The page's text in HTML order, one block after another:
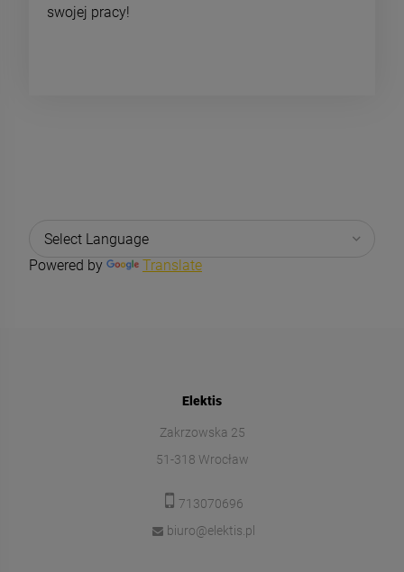
swojej pracy!
Powered by Translate
Elektis
Zakrzowska 25
51-318 Wrocław
713070696
biuro@elektis.pl